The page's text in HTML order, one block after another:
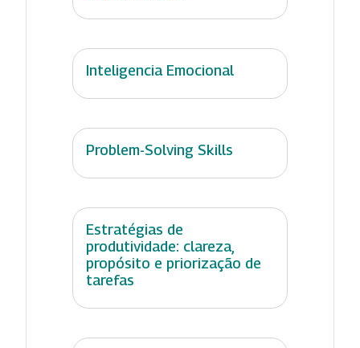
Inteligencia Emocional
Problem-Solving Skills
Estratégias de
produtividade: clareza,
propósito e priorização de
tarefas